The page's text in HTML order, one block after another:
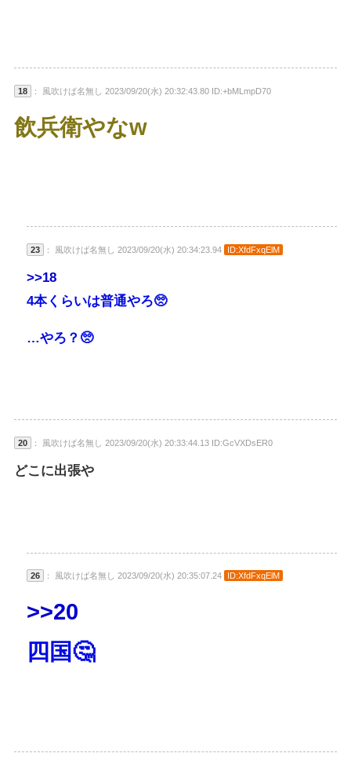
18 ： 風吹けば名無し 2023/09/20(水) 20:32:43.80 ID:+bMLmpD70
飲兵衛やなw
23 ： 風吹けば名無し 2023/09/20(水) 20:34:23.94 ID:XfdFxqElM
>>18
4本くらいは普通やろ🥺
…やろ？🥺
20 ： 風吹けば名無し 2023/09/20(水) 20:33:44.13 ID:GcVXDsER0
どこに出張や
26 ： 風吹けば名無し 2023/09/20(水) 20:35:07.24 ID:XfdFxqElM
>>20
四国🤔